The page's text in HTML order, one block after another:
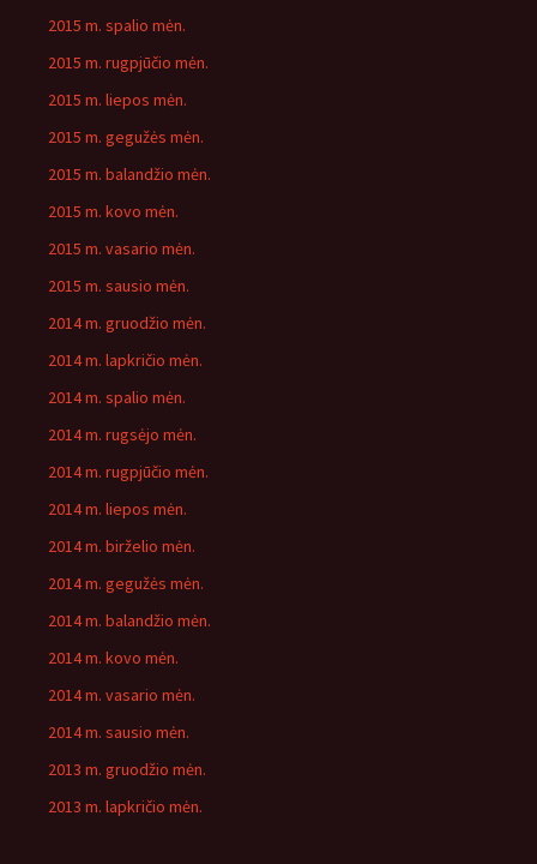
2015 m. spalio mėn.
2015 m. rugpjūčio mėn.
2015 m. liepos mėn.
2015 m. gegužės mėn.
2015 m. balandžio mėn.
2015 m. kovo mėn.
2015 m. vasario mėn.
2015 m. sausio mėn.
2014 m. gruodžio mėn.
2014 m. lapkričio mėn.
2014 m. spalio mėn.
2014 m. rugsėjo mėn.
2014 m. rugpjūčio mėn.
2014 m. liepos mėn.
2014 m. birželio mėn.
2014 m. gegužės mėn.
2014 m. balandžio mėn.
2014 m. kovo mėn.
2014 m. vasario mėn.
2014 m. sausio mėn.
2013 m. gruodžio mėn.
2013 m. lapkričio mėn.